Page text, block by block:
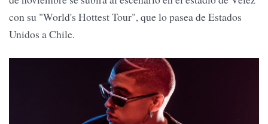
con su "World's Hottest Tour", que lo pasea de Estados
Unidos a Chile.